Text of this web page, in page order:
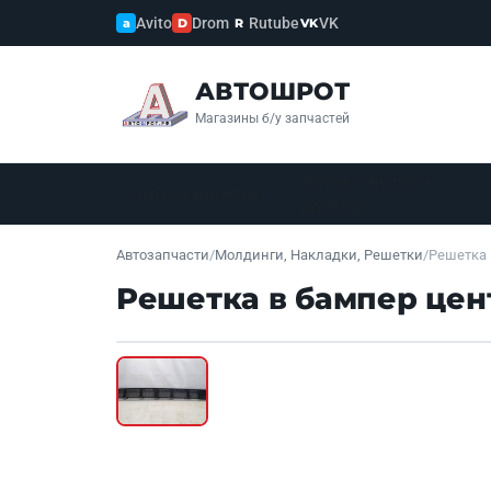
a Avito D Drom R RutubeVKVK
АВТОШРОТ
Магазины б/у запчастей
Автозапчасти/Молдинги, Накладки, Решетки/Решетка
Решетка в бампер